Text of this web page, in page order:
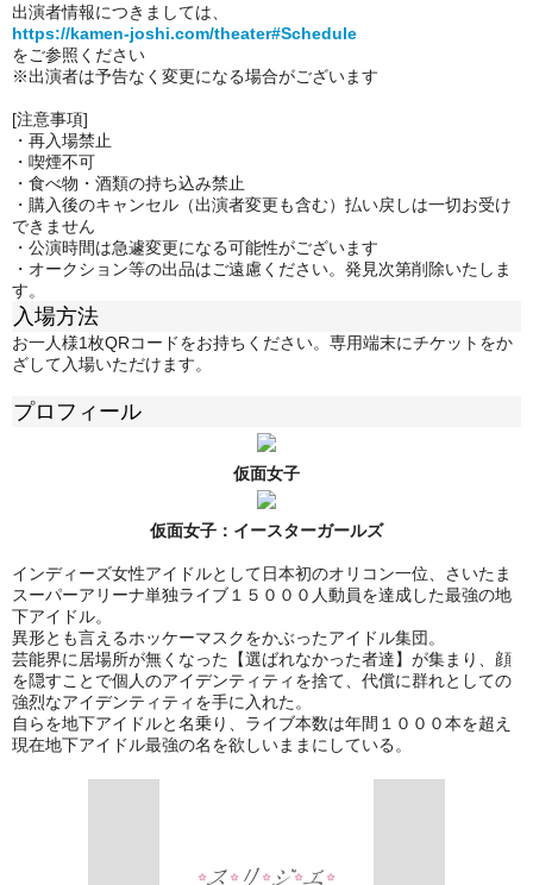
出演者情報につきましては、
https://kamen-joshi.com/theater#Schedule
をご参照ください
※出演者は予告なく変更になる場合がございます
[注意事項]
・再入場禁止
・喫煙不可
・食べ物・酒類の持ち込み禁止
・購入後のキャンセル（出演者変更も含む）払い戻しは一切お受け
できません
・公演時間は急遽変更になる可能性がございます
・オークション等の出品はご遠慮ください。発見次第削除いたしま
す。
入場方法
お一人様1枚QRコードをお持ちください。専用端末にチケットをか
ざして入場いただけます。
プロフィール
仮面女子
仮面女子： イースターガールズ
インディーズ女性アイドルとして日本初のオリコン一位、さいたま
スーパーアリーナ単独ライブ１５０００人動員を達成した最強の地
下アイドル。
異形とも言えるホッケーマスクをかぶったアイドル集団。
芸能界に居場所が無くなった【選ばれなかった者達】が集まり、顔
を隠すことで個人のアイデンティティを捨て、代償に群れとしての
強烈なアイデンティティを手に入れた。
自らを地下アイドルと名乗り、ライブ本数は年間１０００本を超え
現在地下アイドル最強の名を欲しいままにしている。